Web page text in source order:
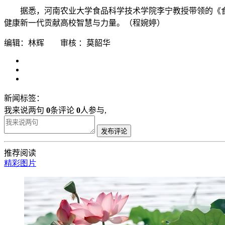
据悉，河南农业大学食品科学技术学院李宁教授带领的
健康新一代贡献高校智慧与力量。（程婉婷）
编辑：林辉 审核 ：莫韶华
新闻标签：
我来说两句 0条评论 0人参与,
发布评论
推荐阅读